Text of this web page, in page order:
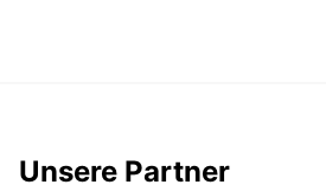
Unsere Partner